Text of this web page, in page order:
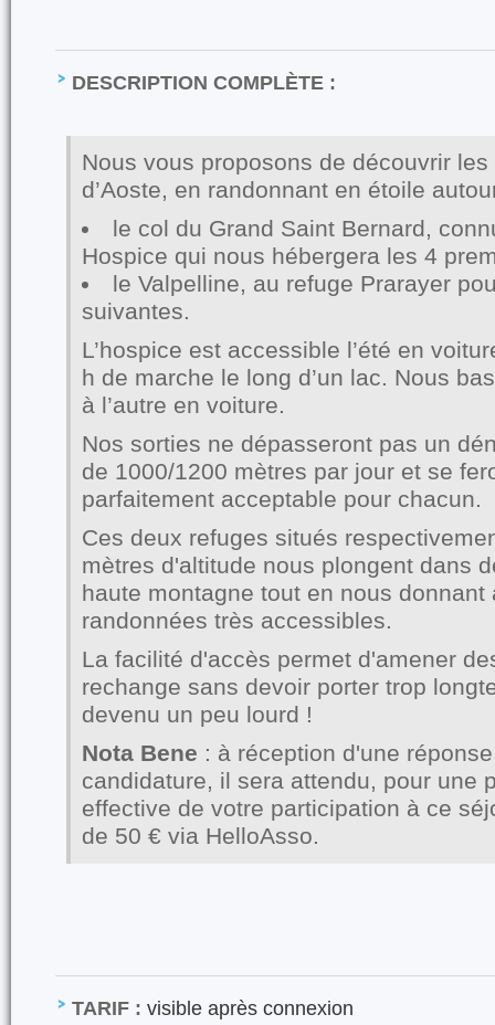
DESCRIPTION COMPLÈTE :
Nous vous proposons de découvrir
d’Aoste, en randonnant en étoile
le col du Grand Saint Bernard,
Hospice qui nous hébergera les 4
le Valpelline, au refuge Prarayer
suivantes.
L’hospice est accessible l’été en
h de marche le long d’un lac. Nous
à l’autre en voiture.
Nos sorties ne dépasseront pas un
de 1000/1200 mètres par jour et se
parfaitement acceptable pour chacun.
Ces deux refuges situés
mètres d'altitude nous plongent dans
haute montagne tout en nous donnant
randonnées très accessibles.
La facilité d'accès permet d'amener
rechange sans devoir porter trop
devenu un peu lourd !
Nota Bene : à réception d'une
candidature, il sera attendu, pour une
effective de votre participation à ce
de 50 € via HelloAsso.
TARIF : visible après connexion